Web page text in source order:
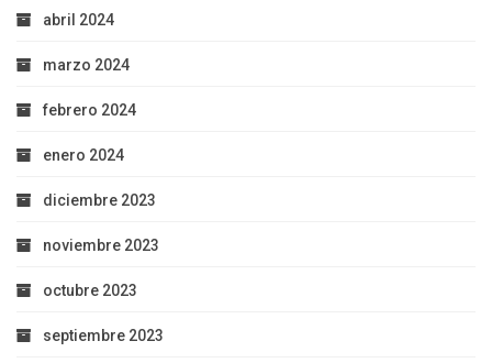
abril 2024
marzo 2024
febrero 2024
enero 2024
diciembre 2023
noviembre 2023
octubre 2023
septiembre 2023